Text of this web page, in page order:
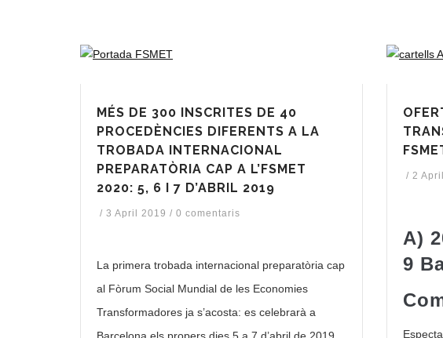
MÉS DE 300 INSCRITES DE 40
PROCEDÈNCIES DIFERENTS A LA
TROBADA INTERNACIONAL
PREPARATÒRIA CAP A L’FSMET
2020: 5, 6 I 7 D’ABRIL 2019
/ 3 April 2019 / 0 comentaris
La primera trobada internacional preparatòria cap
al Fòrum Social Mundial de les Economies
Transformadores ja s’acosta: es celebrarà a
Barcelona els propers dies 5 a 7 d’abril de 2019.
/ 2
A)
9